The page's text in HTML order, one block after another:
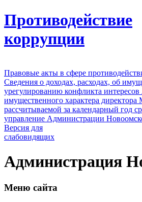
Противодействие
коррупции
Правовые акты в сфере
Сведения о доходах, расходах, об
урегулированию конфликта
имущественного характера
рассчитываемой за календарный год
управление Администрации
Версия для
слабовидящих
Администрация
Меню сайта